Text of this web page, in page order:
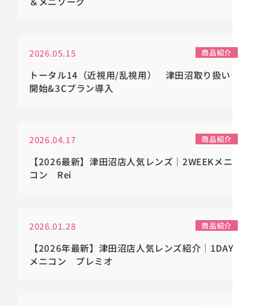
2026.05.15 商品紹介
トータル14（近視用/乱視用） 津田沼取り扱い
開始&3Cプラン導入
2026.04.17 商品紹介
【2026最新】津田沼店人気レンズ｜2WEEKメニ
コン Rei
2026.01.28 商品紹介
【2026年最新】津田沼店人気レンズ紹介｜1DAY
メニコン プレミオ